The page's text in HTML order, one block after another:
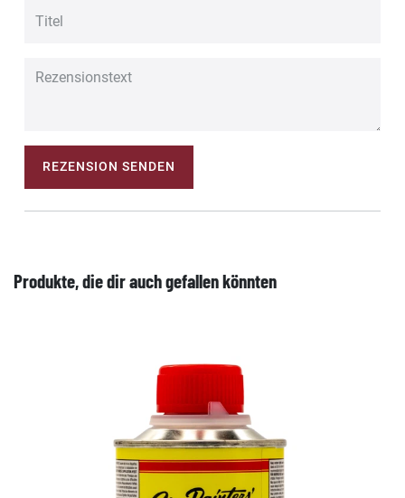
REZENSION SENDEN
Produkte, die dir auch gefallen könnten